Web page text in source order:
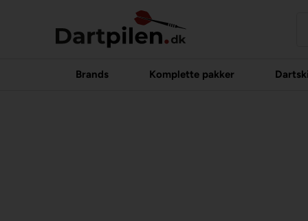
Brands Komplette pakker